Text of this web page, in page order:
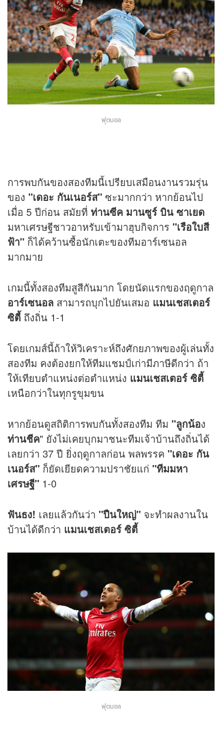
ฟุตบอล
การพบกันของสองทีมนี้เปรียบเสมือนงานรวมรุ่น
ของ "เดอะ กันเนอร์ส" ซะมากกว่า หากย้อนไป
เมื่อ 5 ปีก่อน สมัยที่ ท่านซีค มานซูร์ บิน ซาเยด
มหาเศรษฐีชาวอาหรับเข้ามาฮุบกิจการ "เรือใบสี
ฟ้า" ก็ได้คว้านซื้อนักเตะของทีมอาร์เซนอล
มากมาย
เกมนี้ทั้งสองทีมสูสีกันมาก โดยนัดแรกของฤดูกาล
อาร์เซนอล สามารถบุกไปยันเสมอ แมนเชสเตอร์
ซิตี้ ถึงถิ่น 1-1
โดยเกมส์นี้ถ้าให้วิเคราะห์ถึงศักยภาพของผู้เล่นทั้ง
สองทีม คงต้องยกให้ทีมแชมป์เก่ามีภาษีดีกว่า ถ้า
ให้เทียบตำแหน่งต่อตำแหน่ง แมนเชสเตอร์ ซิตี้
เหนือกว่าในทุกรูขุมขน
หากย้อนดูสถิติการพบกันทั้งสองทีม ทีม "ลูกน้อง
ท่านชีค" ยังไม่เคยบุกมาชนะทีมเจ้าบ้านถึงถิ่นได้
เลยกว่า 37 ปี ยิ่งฤดูกาลก่อน พลพรรค "เดอะ กัน
เนอร์ส" ก็ยัดเยียดความปราชัยแก่ "ทีมมหา
เศรษฐี" 1-0
ฟันธง! เลยแล้วกันว่า "ปืนใหญ่" จะทำผลงานใน
บ้านได้ดีกว่า แมนเชสเตอร์ ซิตี้
ฟุตบอล